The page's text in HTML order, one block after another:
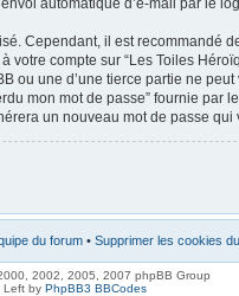
automatique d’e-mail par le
Cependant, il est recommandé
votre compte sur “Les Toiles
ou une d’une tierce partie ne
mon mot de passe” fournie par
un nouveau mot de passe
du forum • Supprimer les cookies
2002, 2005, 2007 phpBB Group
Left by PhpBB3 BBCodes